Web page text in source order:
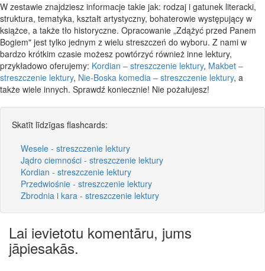
W zestawie znajdziesz informacje takie jak: rodzaj i gatunek literacki,
struktura, tematyka, kształt artystyczny, bohaterowie występujący w
książce, a także tło historyczne. Opracowanie „Zdążyć przed Panem
Bogiem" jest tylko jednym z wielu streszczeń do wyboru. Z nami w
bardzo krótkim czasie możesz powtórzyć również inne lektury,
przykładowo oferujemy: Kordian – streszczenie lektury, Makbet –
streszczenie lektury, Nie-Boska komedia – streszczenie lektury, a
także wiele innych. Sprawdź koniecznie! Nie pożałujesz!
Skatīt līdzīgas flashcards:
Wesele - streszczenie lektury
Jądro ciemności - streszczenie lektury
Kordian - streszczenie lektury
Przedwiośnie - streszczenie lektury
Zbrodnia i kara - streszczenie lektury
Lai ievietotu komentāru, jums
jāpiesakās.